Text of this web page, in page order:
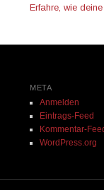
Erfahre, wie
META
Anmelden
Eintrags-Feed
Kommentar-
WordPress.org